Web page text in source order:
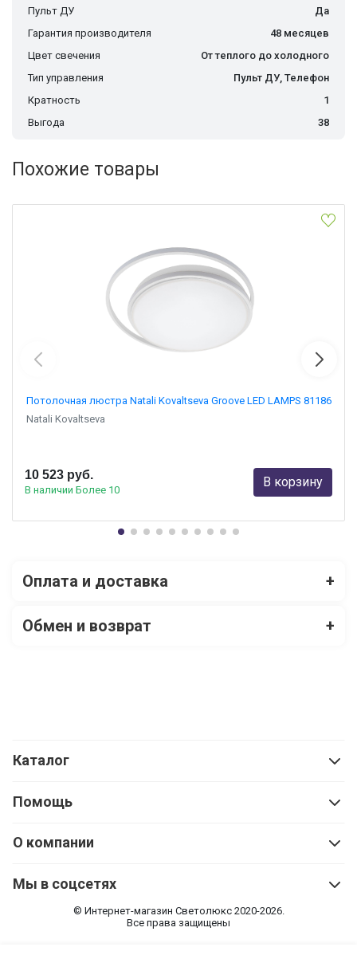
Пульт ДУ
Да
Гарантия производителя
48 месяцев
Цвет свечения
От теплого до холодного
Тип управления
Пульт ДУ, Телефон
Кратность
1
Выгода
38
Похожие товары
Потолочная люстра Natali Kovaltseva Groove LED LAMPS 81186
Natali Kovaltseva
10 523 руб.
В наличии Более 10
В корзину
Оплата и доставка +
Обмен и возврат +
Каталог
Помощь
О компании
Мы в соцсетях
© Интернет-магазин Cветолюкс 2020-2026.
Все права защищены